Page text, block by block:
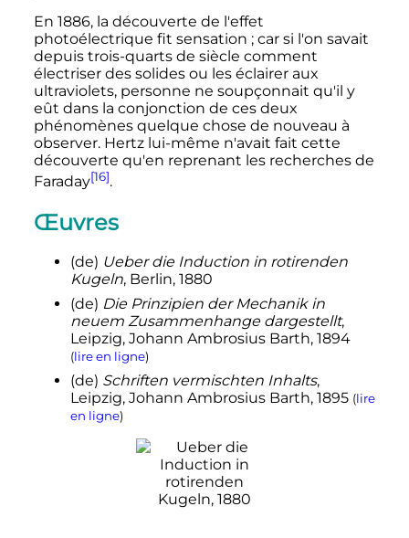
En 1886, la découverte de l'effet
photoélectrique fit sensation ; car si l'on savait
depuis trois-quarts de siècle comment
électriser des solides ou les éclairer aux
ultraviolets, personne ne soupçonnait qu'il y
eût dans la conjonction de ces deux
phénomènes quelque chose de nouveau à
observer. Hertz lui-même n'avait fait cette
découverte qu'en reprenant les recherches de
Faraday[16].
Œuvres
(de) Ueber die Induction in rotirenden
Kugeln, Berlin, 1880
(de) Die Prinzipien der Mechanik in
neuem Zusammenhange dargestellt,
Leipzig, Johann Ambrosius Barth, 1894
(lire en ligne)
(de) Schriften vermischten Inhalts,
Leipzig, Johann Ambrosius Barth, 1895 (lire
en ligne)